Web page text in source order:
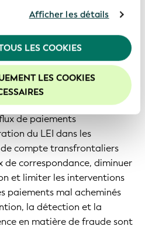
En poursuivant
Web, vous consentez à
Pour de plus amples
notrePolitique de
d'activer les cookies afin
sur notre site Web.
Afficher les détails
LES COOKIES
LES COOKIES
de paiements
de la validation
les avantages des LEI
de paiements
du LEI dans les
compte transfrontaliers
correspondance, diminuer
et limiter les interventions
paiements mal acheminés
la détection et la
en matière de fraude sont